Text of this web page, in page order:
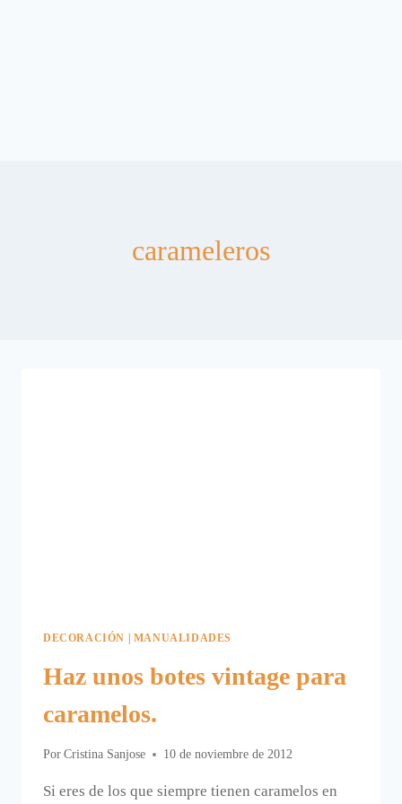
carameleros
DECORACIÓN | MANUALIDADES
Haz unos botes vintage para
caramelos.
Por Cristina Sanjose 10 de noviembre de 2012
Si eres de los que siempre tienen caramelos en